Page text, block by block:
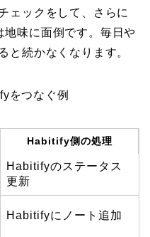
ェックをして、さらに
味に面倒です。毎日や
と続かなくなります。
をつなぐ例
Habitify側の処理
Habitifyのステータス
更新
Habitifyにノート追加